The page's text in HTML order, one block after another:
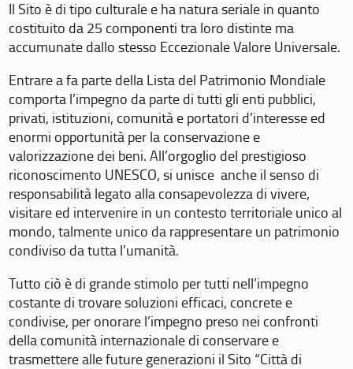
Il Sito è di tipo culturale e ha natura seriale in quanto
costituito da 25 componenti tra loro distinte ma
accumunate dallo stesso Eccezionale Valore Universale.
Entrare a fa parte della Lista del Patrimonio Mondiale
comporta l’impegno da parte di tutti gli enti pubblici,
privati, istituzioni, comunità e portatori d’interesse ed
enormi opportunità per la conservazione e
valorizzazione dei beni. All’orgoglio del prestigioso
riconoscimento UNESCO, si unisce anche il senso di
responsabilità legato alla consapevolezza di vivere,
visitare ed intervenire in un contesto territoriale unico al
mondo, talmente unico da rappresentare un patrimonio
condiviso da tutta l’umanità.
Tutto ciò è di grande stimolo per tutti nell’impegno
costante di trovare soluzioni efficaci, concrete e
condivise, per onorare l’impegno preso nei confronti
della comunità internazionale di conservare e
trasmettere alle future generazioni il Sito “Città di